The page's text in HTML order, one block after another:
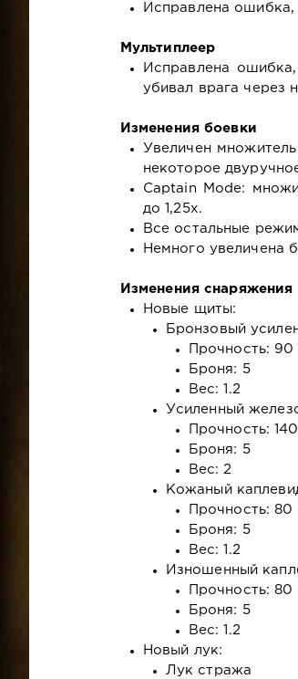
Исправлена ошибка,
Мультиплеер
Исправлена
убивал врага через
Изменения боевки
Увеличен
некоторое
Captain Mode:
до 1,25x.
Все остальные
Немного увеличена
Изменения снаряжения
Новые щиты:
Бронзовый
Прочность: 90
Броня: 5
Вес: 1.2
Усиленный
Прочность:
Броня: 5
Вес: 2
Кожаный
Прочность: 80
Броня: 5
Вес: 1.2
Изношенный
Прочность: 80
Броня: 5
Вес: 1.2
Новый лук:
Лук стража